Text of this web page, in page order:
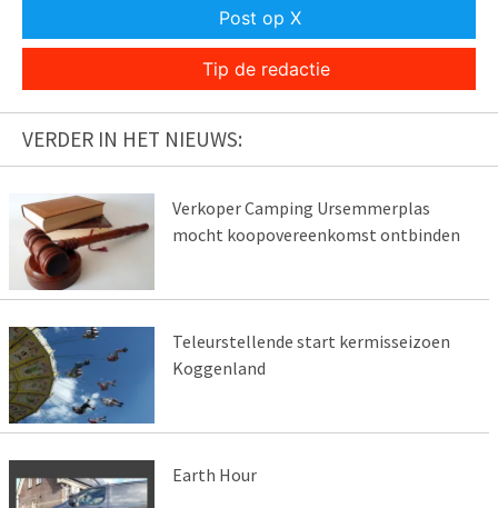
Post op X
Tip de redactie
VERDER IN HET NIEUWS:
Verkoper Camping Ursemmerplas
mocht koopovereenkomst ontbinden
Teleurstellende start kermisseizoen
Koggenland
Earth Hour